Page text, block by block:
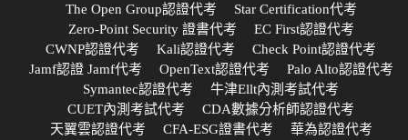
The Open Group認證代考
Star Certification代考
Zero-Point Security 證書代考
EC First認證代考
CWNP認證代考
Kali認證代考
Check Point認證代考
Jamf認證 Jamf代考
OpenText認證代考
Palo Alto認證代考
Symantec認證代考
牛津Ellt內測考試代考
CUET內測考試代考
CDA數據分析師認證代考
天翼雲認證代考
CFA-ESG證書代考
華為認證代考